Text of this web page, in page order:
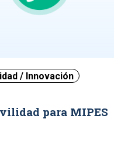
/ Innovación
para MIPES